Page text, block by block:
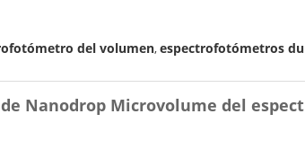
del volumen,espectrofotómetros
Nanodrop Microvolume del